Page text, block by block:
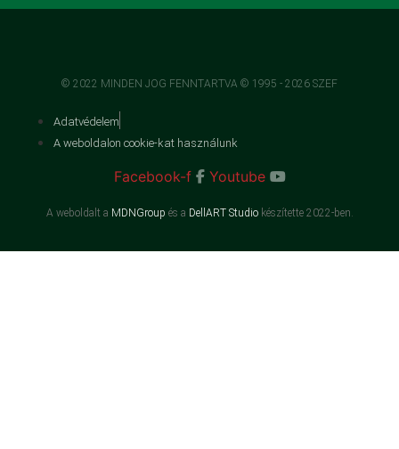
© 2022 MINDEN JOG FENNTARTVA © 1995 - 2026 SZEF
Adatvédelem
A weboldalon cookie-kat használunk
Facebook-f Youtube
A weboldalt a MDNGroup és a DellART Studiokészítette 2022-ben.